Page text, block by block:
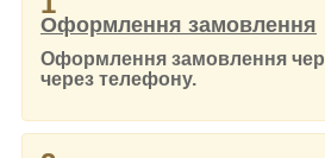
Оформлення замовлення
Оформлення замовлення
через телефону.